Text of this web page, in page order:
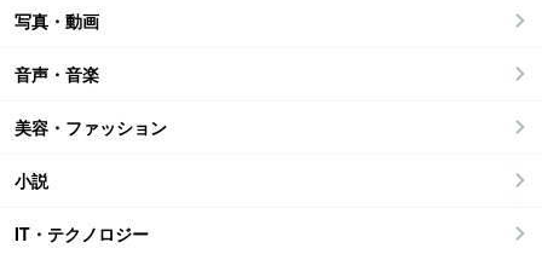
写真・動画
音声・音楽
美容・ファッション
小説
IT・テクノロジー